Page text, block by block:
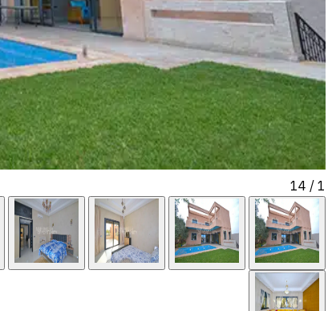
1
/ 14